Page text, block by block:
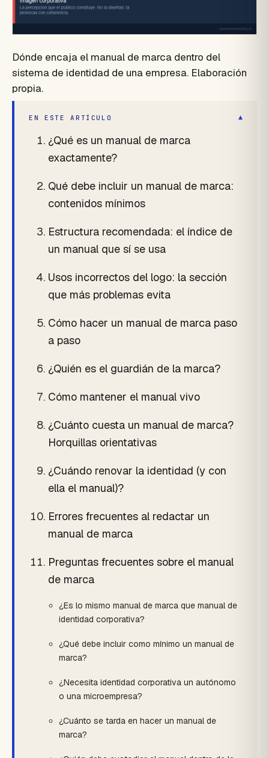
Dónde encaja el manual de marca dentro del
sistema de identidad de una empresa. Elaboración
propia.
EN ESTE ARTÍCULO ▾
¿Qué es un manual de marca
exactamente?
Qué debe incluir un manual de marca:
contenidos mínimos
Estructura recomendada: el índice de
un manual que sí se usa
Usos incorrectos del logo: la sección
que más problemas evita
Cómo hacer un manual de marca paso
a paso
¿Quién es el guardián de la marca?
Cómo mantener el manual vivo
¿Cuánto cuesta un manual de marca?
Horquillas orientativas
¿Cuándo renovar la identidad (y con
ella el manual)?
Errores frecuentes al redactar un
manual de marca
Preguntas frecuentes sobre el manual
de marca
¿Es lo mismo manual de marca que manual de
identidad corporativa?
¿Qué debe incluir como mínimo un manual de
marca?
¿Necesita identidad corporativa un autónomo
o una microempresa?
¿Cuánto se tarda en hacer un manual de
marca?